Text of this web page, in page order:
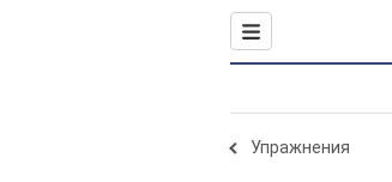
Упражнения